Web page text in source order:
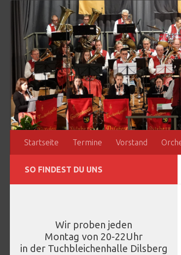
Zum Inhalt springen
Startseite Termine Vorstand
SO FINDEST DU UNS
Wir proben jeden
Montag von 20-22Uhr
in der Tuchbleichenhalle Dilsberg